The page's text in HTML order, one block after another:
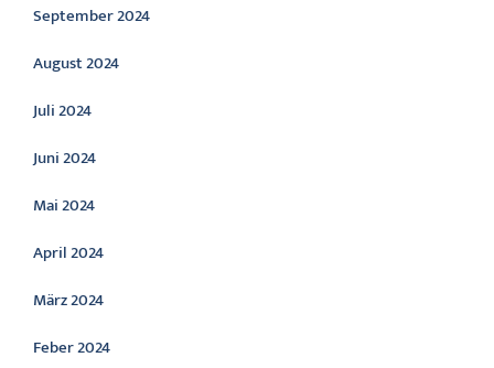
September 2024
August 2024
Juli 2024
Juni 2024
Mai 2024
April 2024
März 2024
Feber 2024